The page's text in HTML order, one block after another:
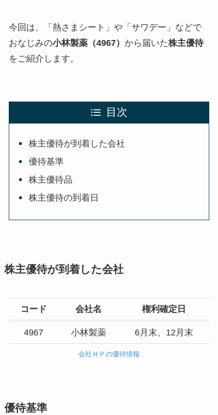
今回は、「熱さまシート」や「サワデー」などで
おなじみの小林製薬（4967） から届いた株主優待
をご紹介します。
目次
株主優待が到着した会社
優待基準
株主優待品
株主優待の到着日
株主優待が到着した会社
コード 会社名 権利確定日
4967 小林製薬 6月末、12月末
会社ＨＰの優待情報
優待基準